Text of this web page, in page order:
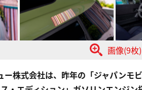
画像(9枚)
ー株式会社は、昨年の「ジャパンモ